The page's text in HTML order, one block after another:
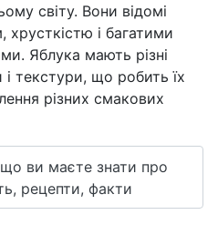
світу. Вони відомі
і багатими
Яблука мають різні
текстури, що робить їх
різних смакових
ви маєте знати про
рецепти, факти